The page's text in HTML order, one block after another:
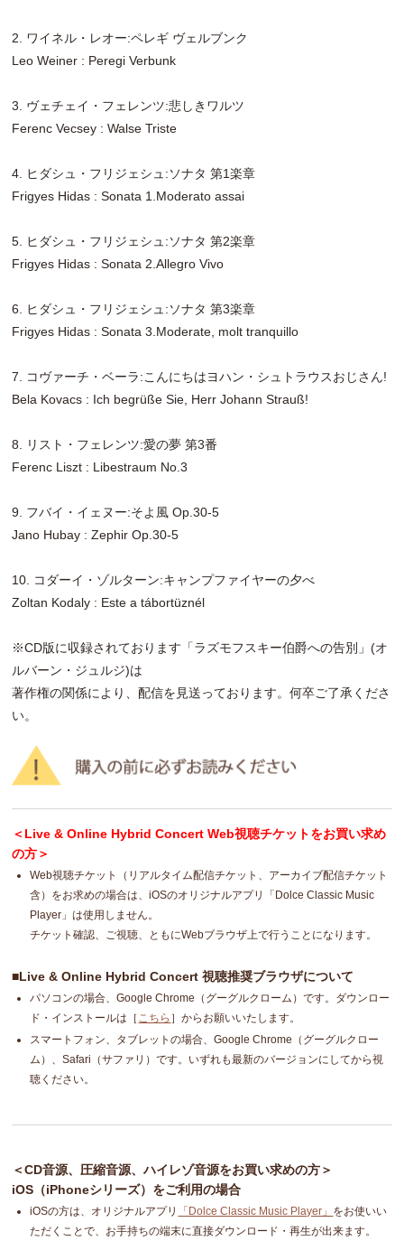
2. ワイネル・レオー:ペレギ ヴェルブンク
Leo Weiner : Peregi Verbunk
3. ヴェチェイ・フェレンツ:悲しきワルツ
Ferenc Vecsey : Walse Triste
4. ヒダシュ・フリジェシュ:ソナタ 第1楽章
Frigyes Hidas : Sonata 1.Moderato assai
5. ヒダシュ・フリジェシュ:ソナタ 第2楽章
Frigyes Hidas : Sonata 2.Allegro Vivo
6. ヒダシュ・フリジェシュ:ソナタ 第3楽章
Frigyes Hidas : Sonata 3.Moderate, molt tranquillo
7. コヴァーチ・ベーラ:こんにちはヨハン・シュトラウスおじさん!
Bela Kovacs : Ich begrüße Sie, Herr Johann Strauß!
8. リスト・フェレンツ:愛の夢 第3番
Ferenc Liszt : Libestraum No.3
9. フバイ・イェヌー:そよ風 Op.30-5
Jano Hubay : Zephir Op.30-5
10. コダーイ・ゾルターン:キャンプファイヤーの夕べ
Zoltan Kodaly : Este a tábortüznél
※CD版に収録されております「ラズモフスキー伯爵への告別」(オ
ルバーン・ジュルジ)は
著作権の関係により、配信を見送っております。何卒ご了承くださ
い。
＜Live & Online Hybrid Concert Web視聴チケットをお買い求め
の方＞
Web視聴チケット（リアルタイム配信チケット、アーカイブ配信チケット
含）をお求めの場合は、iOSのオリジナルアプリ「Dolce Classic Music
Player」は使用しません。
チケット確認、ご視聴、ともにWebブラウザ上で行うことになります。
■Live & Online Hybrid Concert 視聴推奨ブラウザについて
パソコンの場合、Google Chrome（グーグルクローム）です。ダウンロー
ド・インストールは［ こちら ］からお願いいたします。
スマートフォン、タブレットの場合、Google Chrome（グーグルクロー
ム）、Safari（サファリ）です。いずれも最新のバージョンにしてから視
聴ください。
＜CD音源、圧縮音源、ハイレゾ音源をお買い求めの方＞
iOS（iPhoneシリーズ）をご利用の場合
iOSの方は、オリジナルアプリ 「Dolce Classic Music Player」 をお使いい
ただくことで、お手持ちの端末に直接ダウンロード・再生が出来ます。